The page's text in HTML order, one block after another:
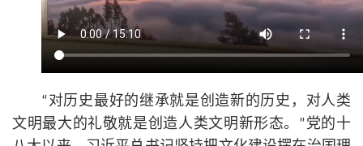
“对历史最好的继承就是创造新的历史，对人类
文明最大的礼敬就是创造人类文明新形态。”党的十